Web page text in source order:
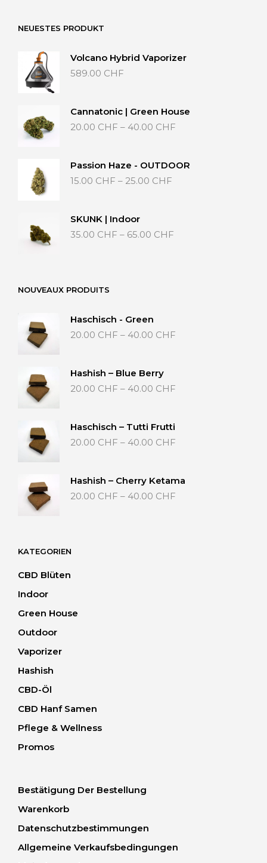
NEUESTES PRODUKT
Volcano Hybrid Vaporizer
589.00 CHF
Cannatonic | Green House
20.00 CHF – 40.00 CHF
Passion Haze - OUTDOOR
15.00 CHF – 25.00 CHF
SKUNK | Indoor
35.00 CHF – 65.00 CHF
NOUVEAUX PRODUITS
Haschisch - Green
20.00 CHF – 40.00 CHF
Hashish – Blue Berry
20.00 CHF – 40.00 CHF
Haschisch – Tutti Frutti
20.00 CHF – 40.00 CHF
Hashish – Cherry Ketama
20.00 CHF – 40.00 CHF
KATEGORIEN
CBD Blüten
Indoor
Green House
Outdoor
Vaporizer
Hashish
CBD-Öl
CBD Hanf Samen
Pflege & Wellness
Promos
Bestätigung Der Bestellung
Warenkorb
Datenschutzbestimmungen
Allgemeine Verkaufsbedingungen